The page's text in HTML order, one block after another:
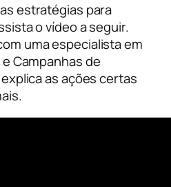
estratégias para
o vídeo a seguir.
uma especialista em
Campanhas de
as ações certas